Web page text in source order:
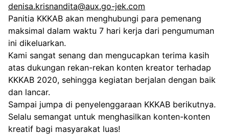
denisa.krisnandita@aux.go-jek.com
Panitia KKKAB akan menghubungi para pemenang
maksimal dalam waktu 7 hari kerja dari pengumuman
ini dikeluarkan.
Kami sangat senang dan mengucapkan terima kasih
atas dukungan rekan-rekan konten kreator terhadap
KKKAB 2020, sehingga kegiatan berjalan dengan baik
dan lancar.
Sampai jumpa di penyelenggaraan KKKAB berikutnya.
Selalu semangat untuk menghasilkan konten-konten
kreatif bagi masyarakat luas!